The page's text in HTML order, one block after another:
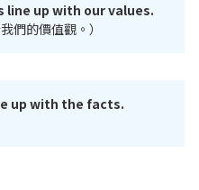
line up with our values.
們的價值觀。）
up with the facts.